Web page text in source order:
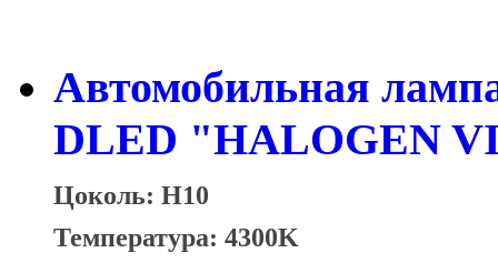
Автомобильная
DLED "HALOGEN
Цоколь: H10
Температура: 4300K